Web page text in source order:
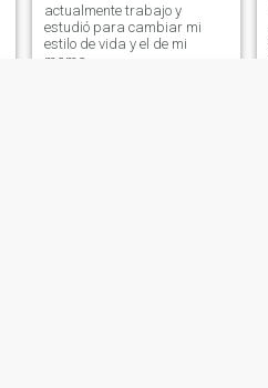
actualmente trabajo y
estudió para cambiar mi
estilo de vida y el de mi
mama